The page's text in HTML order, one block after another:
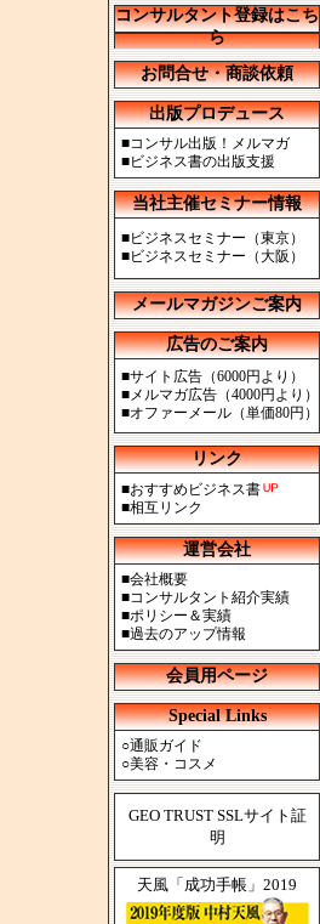
コンサルタント登録はこち
ら
お問合せ・商談依頼
出版プロデュース
■コンサル出版！メルマガ
■ビジネス書の出版支援
当社主催セミナー情報
■ビジネスセミナー（東京）
■ビジネスセミナー（大阪）
メールマガジンご案内
広告のご案内
■サイト広告（6000円より）
■メルマガ広告（4000円より）
■オファーメール（単価80円）
リンク
■おすすめビジネス書
■相互リンク
運営会社
■会社概要
■コンサルタント紹介実績
■ポリシー＆実績
■過去のアップ情報
会員用ページ
Special Links
○通販ガイド
○美容・コスメ
GEO TRUST SSLサイト証
明
天風「成功手帳」2019